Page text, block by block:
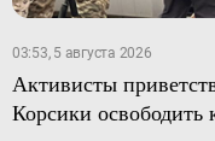
03:53, 5 августа 2026
Активисты
Корсики освободить